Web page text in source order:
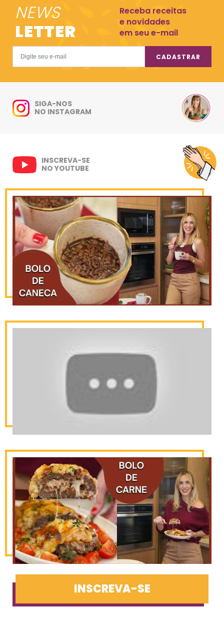
NEWS
LETTER
Receba receitas
e novidades
em seu e-mail
CADASTRAR
SIGA-NOS
NO INSTAGRAM
INSCREVA-SE
NO YOUTUBE
INSCREVA-SE